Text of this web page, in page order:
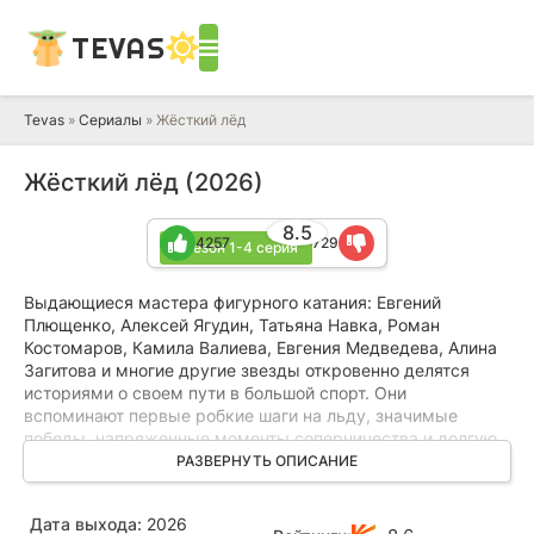
TEVAS
Tevas » Сериалы » Жёсткий лёд
Жёсткий лёд (2026)
1 сезон 1-4 серия
8.5
4257 729
Выдающиеся мастера фигурного катания: Евгений
Плющенко, Алексей Ягудин, Татьяна Навка, Роман
Костомаров, Камила Валиева, Евгения Медведева, Алина
Загитова и многие другие звезды откровенно делятся
историями о своем пути в большой спорт. Они
вспоминают первые робкие шаги на льду, значимые
победы, напряженные моменты соперничества и долгую
дорогу к самым престижным соревнованиям. Каждый
рассказ наполнен искренними переживаниями о том,
размышлениями о том, как складывается жизнь после
РАЗВЕРНУТЬ ОПИСАНИЕ
Дата выхода: 2026